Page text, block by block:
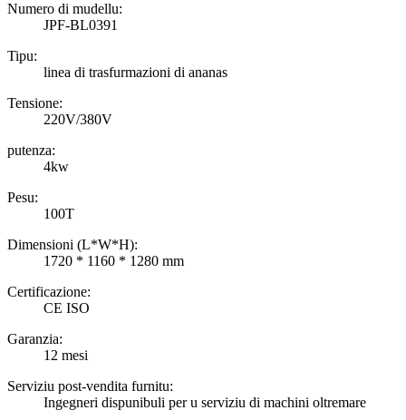
Numero di mudellu:
JPF-BL0391
Tipu:
linea di trasfurmazioni di ananas
Tensione:
220V/380V
putenza:
4kw
Pesu:
100T
Dimensioni (L*W*H):
1720 * 1160 * 1280 mm
Certificazione:
CE ISO
Garanzia:
12 mesi
Serviziu post-vendita furnitu:
Ingegneri dispunibuli per u serviziu di machini oltremare